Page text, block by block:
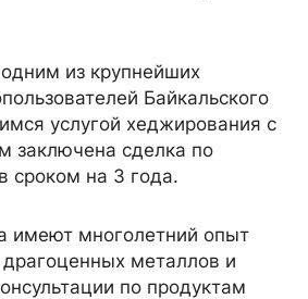
из крупнейших
Байкальского
услугой хеджирования с
заключена сделка по
сроком на 3 года.
имеют многолетний опыт
металлов и
по продуктам